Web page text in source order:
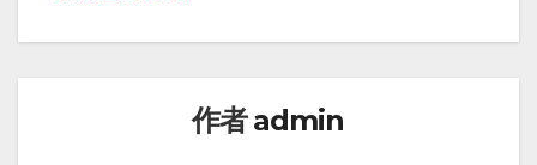
导
作者admin